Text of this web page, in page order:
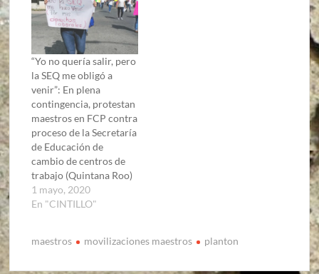
“Yo no quería salir, pero
la SEQ me obligó a
venir”: En plena
contingencia, protestan
maestros en FCP contra
proceso de la Secretaría
de Educación de
cambio de centros de
trabajo (Quintana Roo)
1 mayo, 2020
En "CINTILLO"
maestros movilizaciones maestros planton